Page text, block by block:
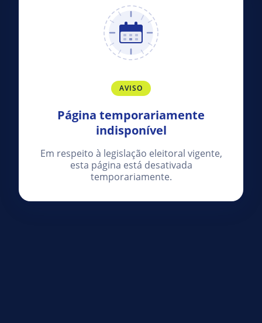
AVISO
Página temporariamente
indisponível
Em respeito à legislação eleitoral vigente,
esta página está desativada
temporariamente.